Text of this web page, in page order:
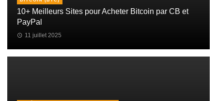
10+ Meilleurs Sites pour Acheter Bitcoin par CB et
PayPal
11 juillet 2025